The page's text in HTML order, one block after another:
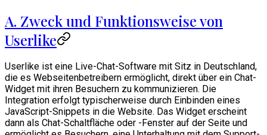
A. Zweck und Funktionsweise von
Userlike
Userlike ist eine Live-Chat-Software mit Sitz in Deutschland,
die es Webseitenbetreibern ermöglicht, direkt über ein Chat-
Widget mit ihren Besuchern zu kommunizieren. Die
Integration erfolgt typischerweise durch Einbinden eines
JavaScript-Snippets in die Website. Das Widget erscheint
dann als Chat-Schaltfläche oder -Fenster auf der Seite und